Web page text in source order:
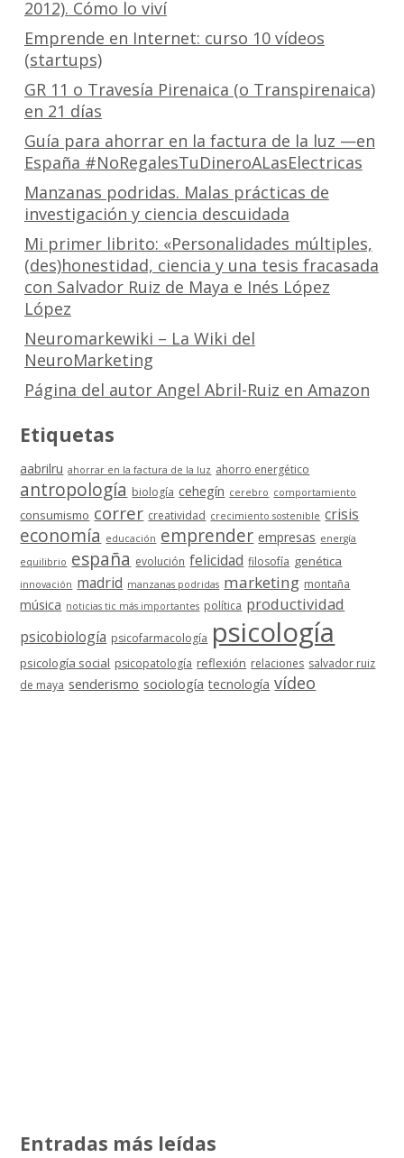
2012). Cómo lo viví
Emprende en Internet: curso 10 vídeos
(startups)
GR 11 o Travesía Pirenaica (o Transpirenaica)
en 21 días
Guía para ahorrar en la factura de la luz —en
España #NoRegalesTuDineroALasElectricas
Manzanas podridas. Malas prácticas de
investigación y ciencia descuidada
Mi primer librito: «Personalidades múltiples,
(des)honestidad, ciencia y una tesis fracasada
con Salvador Ruiz de Maya e Inés López
López
Neuromarkewiki – La Wiki del
NeuroMarketing
Página del autor Angel Abril-Ruiz en Amazon
Etiquetas
aabrilru ahorrar en la factura de la luz ahorro energético
antropología biología cehegín cerebro comportamiento
consumismo correr creatividad crecimiento sostenible crisis
economía educación emprender empresas energía
equilibrio españa evolución felicidad filosofía genética
innovación madrid manzanas podridas marketing montaña
música noticias tic más importantes política productividad
psicobiología psicofarmacología psicología
psicología social psicopatología reflexión relaciones salvador ruiz
de maya senderismo sociología tecnología vídeo
Entradas más leídas